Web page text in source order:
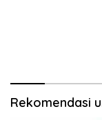
Rekomendasi